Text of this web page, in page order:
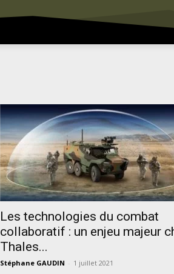
Les technologies du combat
collaboratif : un enjeu majeur
Thales...
Stéphane GAUDIN - 1 juillet 2021